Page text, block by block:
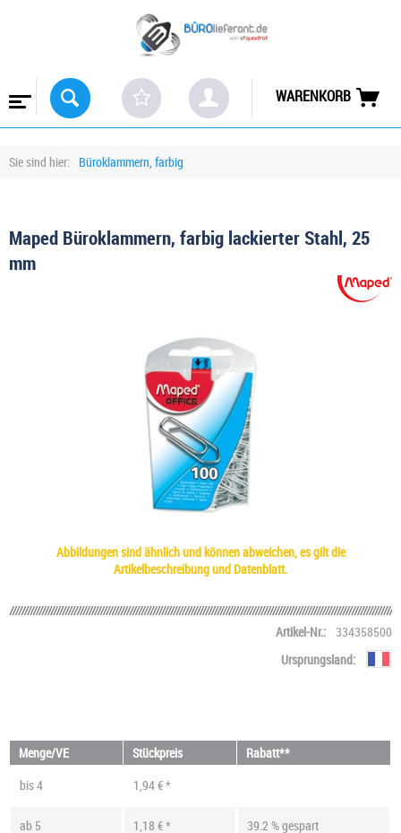
WARENKORB
Sie sind hier: Büroklammern, farbig
Maped Büroklammern, farbig lackierter Stahl, 25
mm
Abbildungen sind ähnlich und können abweichen, es gilt die
Artikelbeschreibung und Datenblatt.
Artikel-Nr.:
334358500
Ursprungsland:
Menge/VE Stückpreis
Rabatt**
bis4 1,94 € *
ab 5 1,18 € * 39.2 % gespart